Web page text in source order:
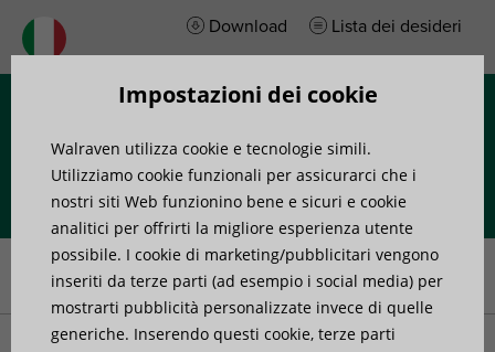
Download Lista dei desideri
Home»Prodotti »Sistemi a canale»Giunti per profilati»Walraven
Strut Collegamento a 90° / 2D (BUP1000)
Impostazioni dei cookie
Walraven utilizza cookie e tecnologie simili.
Utilizziamo cookie funzionali per assicurarci che i
nostri siti Web funzionino bene e sicuri e cookie
analitici per offrirti la migliore esperienza utente
possibile. I cookie di marketing/pubblicitari vengono
inseriti da terze parti (ad esempio i social media) per
mostrarti pubblicità personalizzate invece di quelle
generiche. Inserendo questi cookie, terze parti